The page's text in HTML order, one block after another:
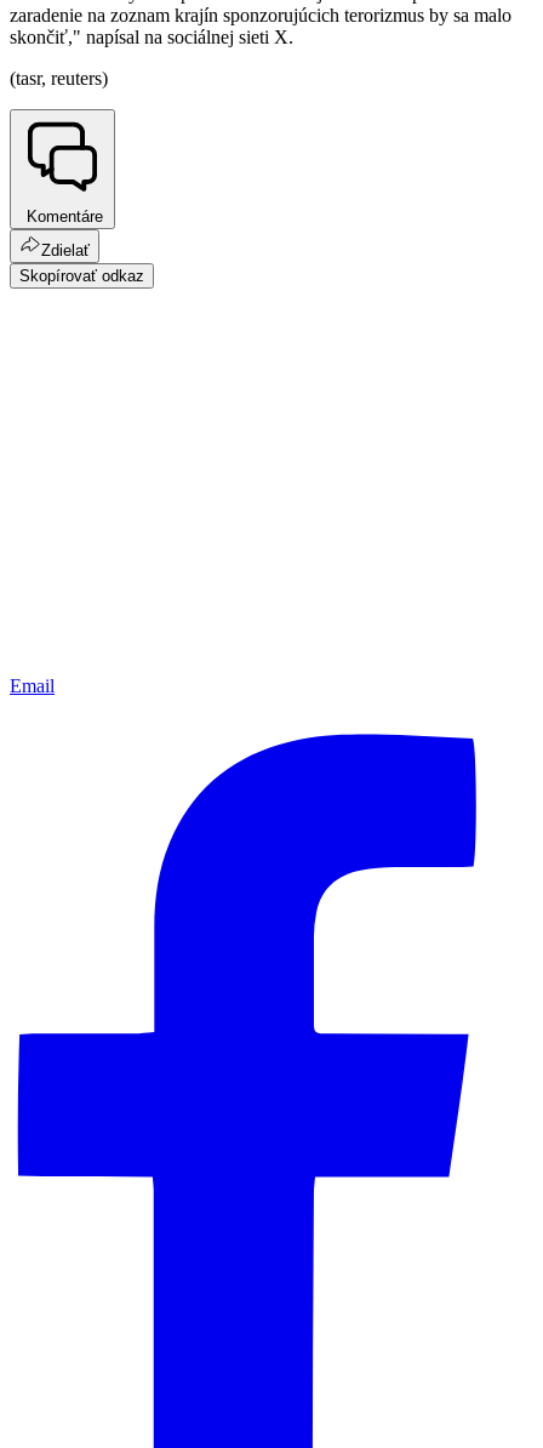
zaradenie na zoznam krajín sponzorujúcich terorizmus by sa malo
skončiť," napísal na sociálnej sieti X.
(tasr, reuters)
Komentáre
Zdielať
Skopírovať odkaz
Email